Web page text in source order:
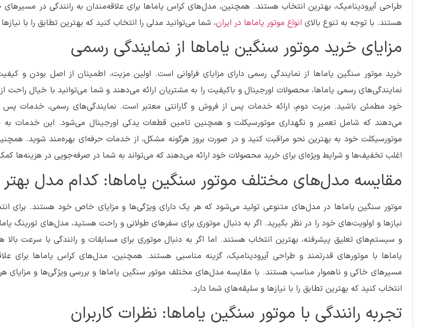
طراحی آیرودینامیک، بهترین انتخاب هستند. همچنین، مدل‌های کراس یاماها برای علاقه‌مندان به رانندگی در
هستند. با توجه به تنوع بالای انواع موتور یاماها در ایران، شما می‌توانید مدلی را انتخاب کنید که بهترین تطابق را با
مزایای خرید موتور سنگین یاماها از نمایندگی رسمی
خرید موتور سنگین یاماها از نمایندگی رسمی دارای مزایای فراوانی است. اولین مزیت، اطمینان از اصل بودن و
نمایندگی‌های رسمی یاماها، محصولات اورجینال و باکیفیت را به مشتریان ارائه می‌دهند و شما می‌توانید با خیال راحت
خود مطمئن باشید. مزیت دوم، ارائه خدمات پس از فروش و گارانتی معتبر است. نمایندگی‌های رسمی، خدمات پس
می‌دهند که شامل تعمیر و نگهداری موتورسیکلت و همچنین تامین قطعات یدکی اورجینال می‌شود. این خدمات
موتورسیکلت خود به بهترین نحو مراقبت کنید و در صورت بروز هرگونه مشکل، از خدمات حرفه‌ای بهره‌مند شوید.
اغلب تخفیف‌ها و شرایط ویژه‌ای برای خرید محصولات خود ارائه می‌دهند که می‌تواند به شما در صرفه‌جویی در هزینه‌ها
مقایسه مدل‌های مختلف موتور سنگین یاماها: کدام مدل
موتور سنگین یاماها در مدل‌های متنوعی تولید می‌شود که هر یک دارای ویژگی‌ها و مزایای خاص خود هستند. برای
نیازها و اولویت‌های خود را در نظر بگیرید. اگر به دنبال موتوری برای سفرهای طولانی و راحت هستید، مدل‌های تورینگ
و سیستم‌های تعلیق پیشرفته، بهترین انتخاب هستند. اما اگر به دنبال موتوری برای مسابقات و رانندگی با سرعت
یاماها با موتورهای قدرتمند و طراحی آیرودینامیک، گزینه مناسبی هستند. همچنین، مدل‌های کراس یاماها برای
مسیرهای خاکی و ناهموار مناسب هستند. با مقایسه مدل‌های مختلف موتور سنگین یاماها و بررسی ویژگی‌ها و مزایای
انتخاب کنید که بهترین تطابق را با نیازها و سلیقه‌های شما دارد.
تجربه رانندگی با موتور سنگین یاماها: نظرات کاربران